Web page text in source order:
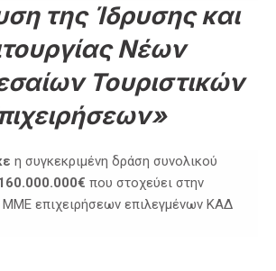
της Ίδρυσης και
Νέων
Τουριστικών
η συγκεκριμένη δράση συνολικού
που στοχεύει στην
ΜΜΕ επιχειρήσεων επιλεγμένων ΚΑΔ